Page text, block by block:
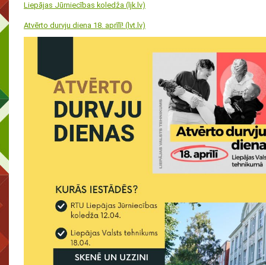
Liepājas Jūrniecības koledža (ljk.lv)
Atvērto durvju diena 18. aprīlī! (lvt.lv)